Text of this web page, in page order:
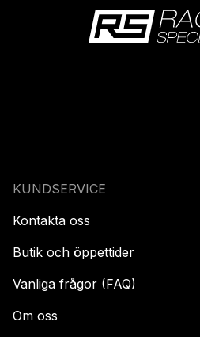
KUNDSERVICE
Kontakta oss
Butik och öppettider
Vanliga frågor (FAQ)
Om oss